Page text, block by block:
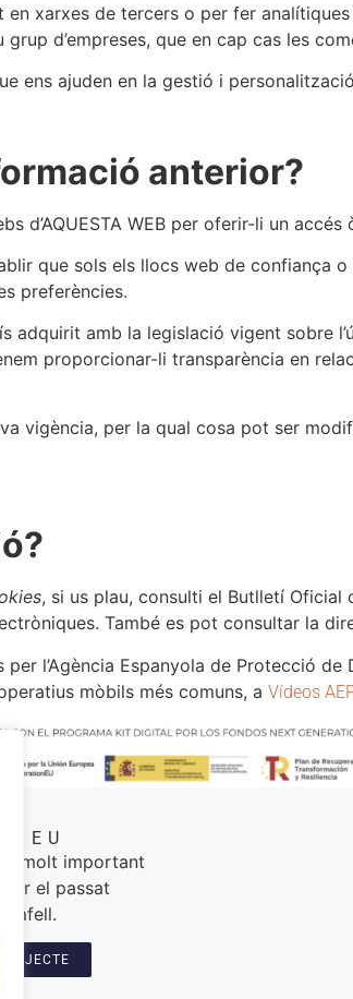
xarxes de tercers o per fer
d’empreses, que en cap cas les
ens ajuden en la gestió i
anterior?
d’AQUESTA WEB per oferir-li un
que sols els llocs web de confiança
preferències.
adquirit amb la legislació vigent sobre
proporcionar-li transparència en
vigència, per la qual cosa pot ser
, si us plau, consulti el Butlletí Oficial
També es pot consultar la
l’Agència Espanyola de Protecció
mòbils més comuns, a Vídeos
molt important
el passat